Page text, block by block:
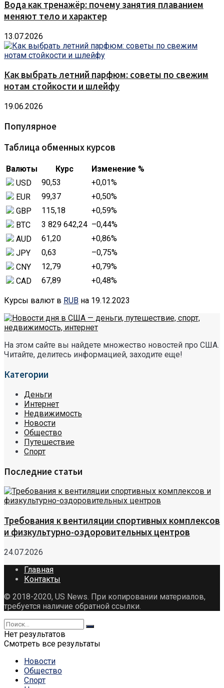
Вода как тренажёр: почему занятия плаванием
меняют тело и характер
13.07.2026
Как выбрать летний парфюм: советы по свежим
нотам стойкости и шлейфу
19.06.2026
Популярное
Таблица обменных курсов
Валюты Курс
Изменение %
USD
90,53 +0,01%
EUR
99,37 +0,50%
GBP
115,18 +0,59%
BTC
3 829 642,24 –0,44%
AUD
61,20 +0,86%
JPY
0,63 –0,75%
CNY
12,79 +0,79%
CAD
67,89 +0,48%
Курсы валют в RUB на 19.12.2023
На этом сайте вы найдете множество новостей про США.
Читайте, делитесь информацией, заходите еще!
Категории
Деньги
Интернет
Недвижимость
Новости
Общество
Путешествие
Спорт
Последние статьи
Требования к вентиляции спортивных комплексов
и физкультурно-оздоровительных центров
24.07.2026
Главная
Контакты
© 2018-2020, US News. При копировании материалов,
требуется наличие обратной ссылки.
Нет результатов
Смотреть все результаты
Новости
Общество
Спорт